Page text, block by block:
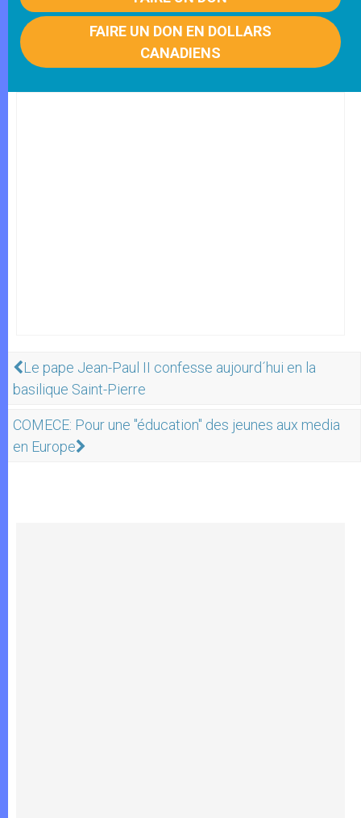
FAIRE UN DON EN DOLLARS
CANADIENS
Le pape Jean-Paul II confesse aujourd´hui en la
basilique Saint-Pierre
COMECE: Pour une "éducation" des jeunes aux media
en Europe